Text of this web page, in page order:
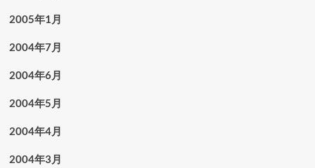
2005年1月
2004年7月
2004年6月
2004年5月
2004年4月
2004年3月